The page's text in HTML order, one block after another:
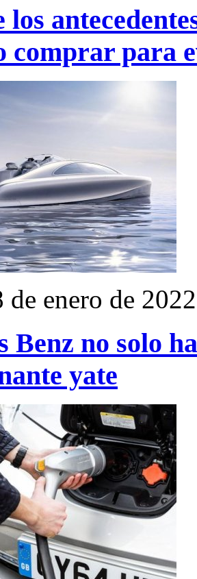
los
comprar para
de enero de 2022
Benz no solo
yate